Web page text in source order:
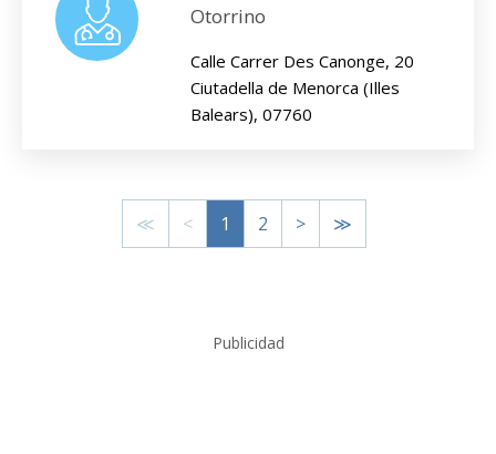
Otorrino
Calle Carrer Des Canonge, 20
Ciutadella de Menorca (Illes
Balears), 07760
≪ < 1 2 > ≫
Publicidad